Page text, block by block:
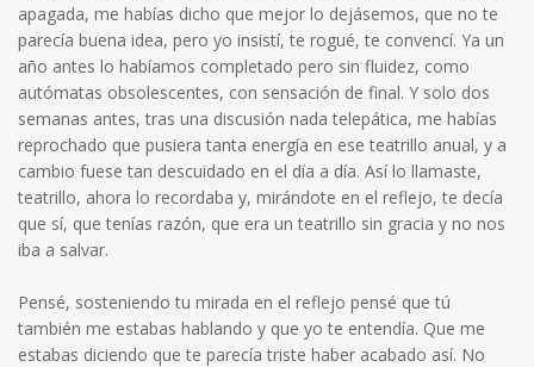
apagada, me habías dicho que mejor lo dejásemos, que no te
parecía buena idea, pero yo insistí, te rogué, te convencí. Ya un
año antes lo habíamos completado pero sin fluidez, como
autómatas obsolescentes, con sensación de final. Y solo dos
semanas antes, tras una discusión nada telepática, me habías
reprochado que pusiera tanta energía en ese teatrillo anual, y a
cambio fuese tan descuidado en el día a día. Así lo llamaste,
teatrillo, ahora lo recordaba y, mirándote en el reflejo, te decía
que sí, que tenías razón, que era un teatrillo sin gracia y no nos
iba a salvar.
Pensé, sosteniendo tu mirada en el reflejo pensé que tú
también me estabas hablando y que yo te entendía. Que me
estabas diciendo que te parecía triste haber acabado así. No